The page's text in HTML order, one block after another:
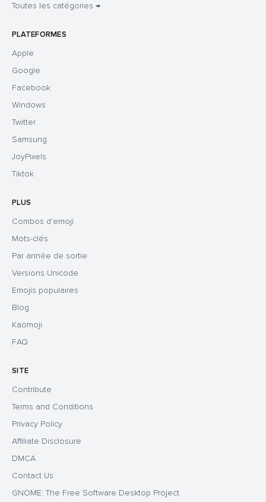
Toutes les catégories →
PLATEFORMES
Apple
Google
Facebook
Windows
Twitter
Samsung
JoyPixels
Tiktok
PLUS
Combos d'emoji
Mots-clés
Par année de sortie
Versions Unicode
Emojis populaires
Blog
Kaomoji
FAQ
SITE
Contribute
Terms and Conditions
Privacy Policy
Affiliate Disclosure
DMCA
Contact Us
GNOME: The Free Software Desktop Project